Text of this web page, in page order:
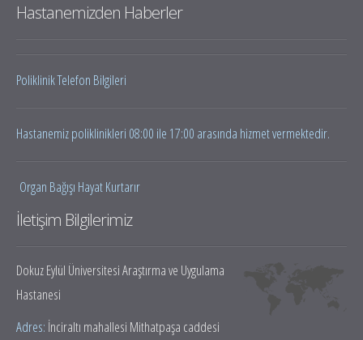
Hastanemizden Haberler
Poliklinik Telefon Bilgileri
Hastanemiz poliklinikleri 08:00 ile 17:00 arasında hizmet vermektedir.
Organ Bağışı Hayat Kurtarır
İletişim Bilgilerimiz
Dokuz Eylül Üniversitesi Araştırma ve Uygulama
Hastanesi
Adres: İnciraltı mahallesi Mithatpaşa caddesi